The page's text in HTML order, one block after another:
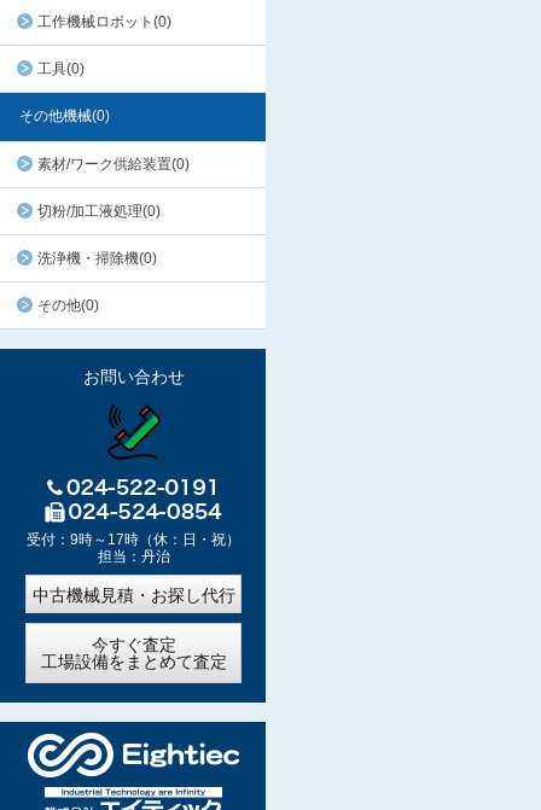
工作機械ロボット(0)
工具(0)
その他機械(0)
素材/ワーク供給装置(0)
切粉/加工液処理(0)
洗浄機・掃除機(0)
その他(0)
お問い合わせ
受付：9時～17時（休：日・祝）
担当：丹治
中古機械見積・お探し代行
今すぐ査定
工場設備をまとめて査定